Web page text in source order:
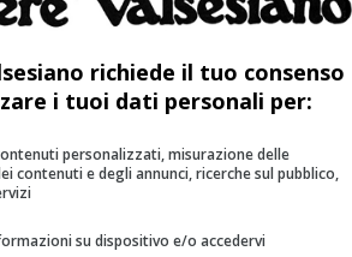
in collaborazione con il
Cesenatico.
richiede il tuo consenso
i tuoi dati personali per:
personalizzati, misurazione delle
contenuti e degli annunci, ricerche sul pubblico,
su dispositivo e/o accedervi